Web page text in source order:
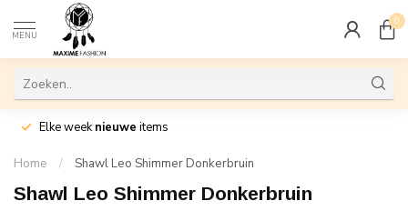
MENU
0
Elke weeknieuwe items
Home / Shawl Leo Shimmer Donkerbruin
Shawl Leo Shimmer Donkerbruin